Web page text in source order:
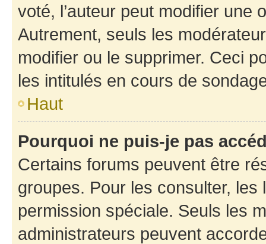
voté, l’auteur peut modifier une
Autrement, seuls les
modifier ou le supprimer. Ceci
les intitulés en cours de
Haut
Pourquoi ne puis-je pas
Certains forums peuvent être
groupes. Pour les consulter,
permission spéciale. Seuls les
administrateurs peuvent